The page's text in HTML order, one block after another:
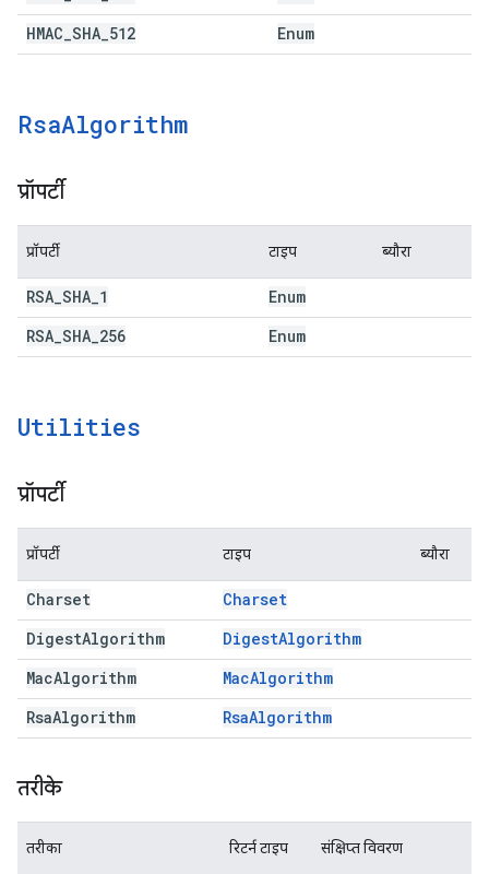
HMAC SHA 512 Enum
RsaAlgorithm
प्रॉपर्टी
प्रॉपर्टी टाइप ब्यौरा
RSA SHA 1
Enum
RSA SHA 256 Enum
Utilities
प्रॉपर्टी
प्रॉपर्टी टाइप ब्यौरा
Charset
Charset
DigestAlgorithm DigestAlgorithm
MacAlgorithm MacAlgorithm
RsaAlgorithm RsaAlgorithm
तरीके
तरीका रिटर्न टाइप संक्षिप्त विवरण